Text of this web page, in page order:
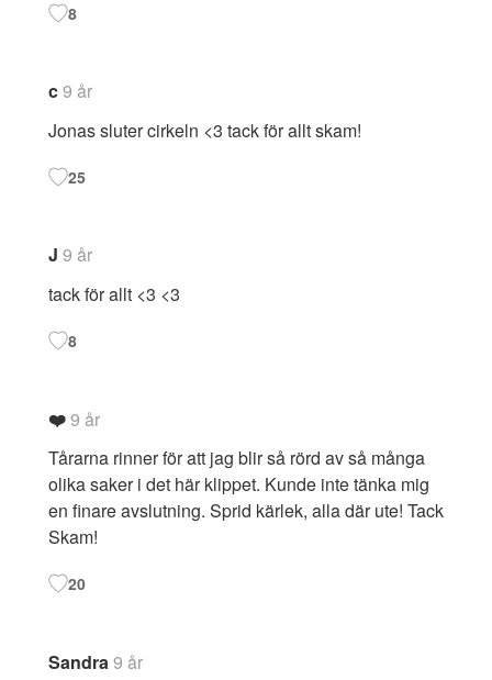
8
c9 år
Jonas sluter cirkeln <3 tack för allt skam!
25
J 9 år
tack för allt <3 <3
8
❤️9 år
Tårarna rinner för att jag blir så rörd av så många
olika saker i det här klippet. Kunde inte tänka mig
en finare avslutning. Sprid kärlek, alla där ute! Tack
Skam!
20
Sandra9 år